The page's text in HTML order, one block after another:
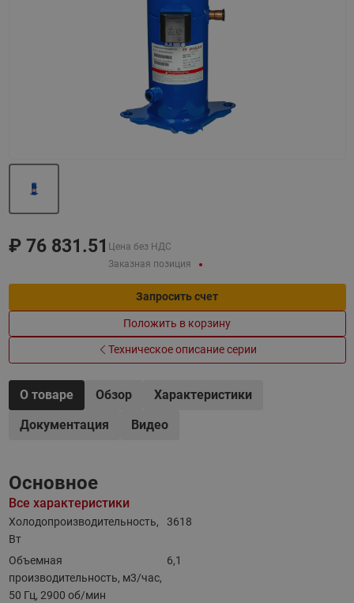
₽ 76 831.51 Цена без НДС
Заказная позиция
Запросить счет
Положить в корзину
Техническое описание серии
О товаре Обзор
Характеристики
Документация
Видео
Основное
Все характеристики
Холодопроизводительность,
Вт
3618
Объемная
производительность, м3/час,
50 Гц, 2900 об/мин
6,1